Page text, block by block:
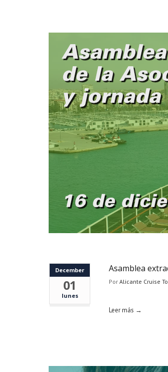
lunes
December
01
Asamblea
Por Alicante Cruise
Leer más →